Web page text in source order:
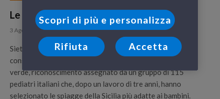
Le migliori spiagge per bambini in Sicilia
3 Agosto 2010
Siete in partenza per la Sicilia con i vostri bambini? Oggi vi
consigliamo le 6 spiagge che hanno ricevuto la bandiera
verde, riconoscimento assegnato da un gruppo di 115
pediatri italiani che, dopo un lavoro di tre anni, hanno
selezionato le spiagge della Sicilia più adatte ai bambini.
Scopri di più e personalizza
Rifiuta Accetta